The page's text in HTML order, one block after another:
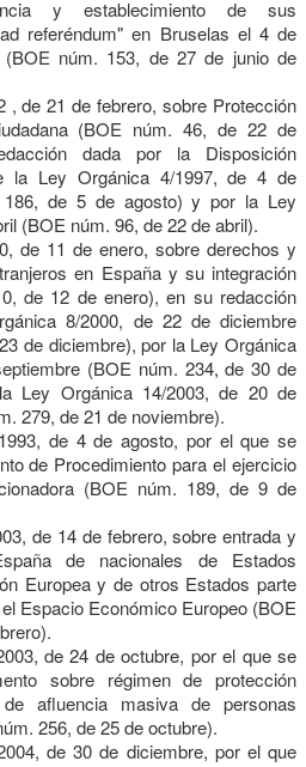
y establecimiento de sus
referéndum" en Bruselas el 4 de
(BOE núm. 153, de 27 de junio de
, de 21 de febrero, sobre Protección
(BOE núm. 46, de 22 de
dada por la Disposición
la Ley Orgánica 4/1997, de 4 de
186, de 5 de agosto) y por la Ley
(BOE núm. 96, de 22 de abril).
de 11 de enero, sobre derechos y
en España y su integración
de 12 de enero), en su redacción
8/2000, de 22 de diciembre
de diciembre), por la Ley Orgánica
(BOE núm. 234, de 30 de
Ley Orgánica 14/2003, de 20 de
279, de 21 de noviembre).
de 4 de agosto, por el que se
de Procedimiento para el ejercicio
(BOE núm. 189, de 9 de
de 14 de febrero, sobre entrada y
de nacionales de Estados
Europea y de otros Estados parte
Espacio Económico Europeo (BOE
de 24 de octubre, por el que se
sobre régimen de protección
afluencia masiva de personas
256, de 25 de octubre).
de 30 de diciembre, por el que